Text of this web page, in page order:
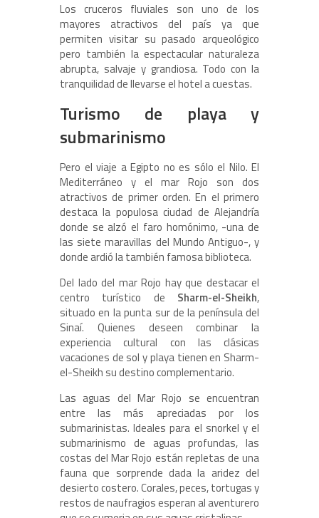
Los cruceros fluviales son uno de los
mayores atractivos del país ya que
permiten visitar su pasado arqueológico
pero también la espectacular naturaleza
abrupta, salvaje y grandiosa. Todo con la
tranquilidad de llevarse el hotel a cuestas.
Turismo de playa y
submarinismo
Pero el viaje a Egipto no es sólo el Nilo. El
Mediterráneo y el mar Rojo son dos
atractivos de primer orden. En el primero
destaca la populosa ciudad de Alejandría
donde se alzó el faro homónimo, -una de
las siete maravillas del Mundo Antiguo-, y
donde ardió la también famosa biblioteca.
Del lado del mar Rojo hay que destacar el
centro turístico de Sharm-el-Sheikh,
situado en la punta sur de la península del
Sinaí. Quienes deseen combinar la
experiencia cultural con las clásicas
vacaciones de sol y playa tienen en Sharm-
el-Sheikh su destino complementario.
Las aguas del Mar Rojo se encuentran
entre las más apreciadas por los
submarinistas. Ideales para el snorkel y el
submarinismo de aguas profundas, las
costas del Mar Rojo están repletas de una
fauna que sorprende dada la aridez del
desierto costero. Corales, peces, tortugas y
restos de naufragios esperan al aventurero